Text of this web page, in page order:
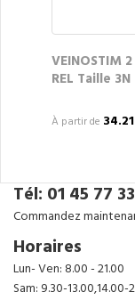
VEINOSTIM 2
REL Taille 3N
À partir de
Tél: 01 45 77
Commandez
Horaires
Lun- Ven: 8.00 - 21.00
Sam: 9.30-13.00,14.00-